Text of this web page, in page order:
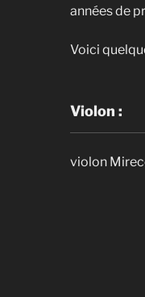
années de
Voici
Violon :
violon